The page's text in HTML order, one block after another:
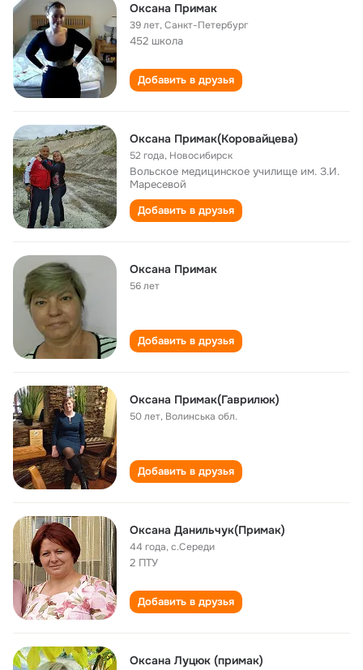
Оксана Примак
39 лет,Санкт-Петербург
452 школа
Добавить в друзья
Оксана Примак(Коровайцева)
52 года, Новосибирск
Вольское медицинское училище им. З.И.
Маресевой
Добавить в друзья
Оксана Примак
56 лет
Добавить в друзья
Оксана Примак(Гаврилюк)
50 лет, Волинська обл.
Добавить в друзья
Оксана Данильчук(Примак)
44 года,с.Середи
2 ПТУ
Добавить в друзья
Оксана Луцюк (примак)